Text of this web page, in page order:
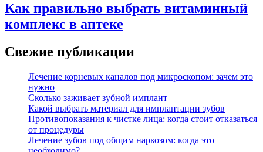
Как правильно выбрать витаминный
комплекс в аптеке
Свежие публикации
Лечение корневых каналов под микроскопом: зачем это
нужно
Сколько заживает зубной имплант
Какой выбрать материал для имплантации зубов
Противопоказания к чистке лица: когда стоит отказаться
от процедуры
Лечение зубов под общим наркозом: когда это